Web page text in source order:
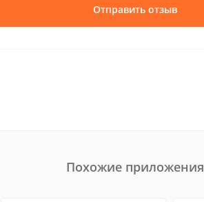
Отправить отзыв
Похожие приложения